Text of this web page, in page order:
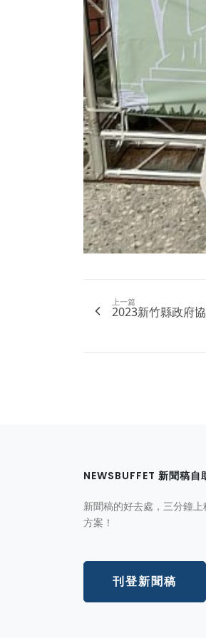
上一篇
2023新竹縣政府
NEWSBUFFET 新聞稿自
新聞稿的好去處，三分鐘
方案！
刊登新聞稿